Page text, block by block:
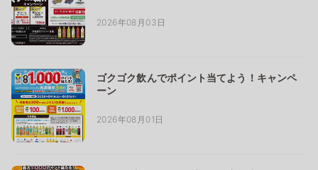
2026年08月03日
ゴクゴク飲んでポイント当てよう！キャンペ
ーン
2026年08月01日